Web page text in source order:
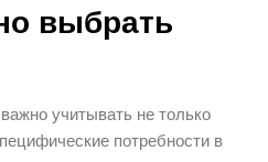
выбрать
учитывать не только
потребности в